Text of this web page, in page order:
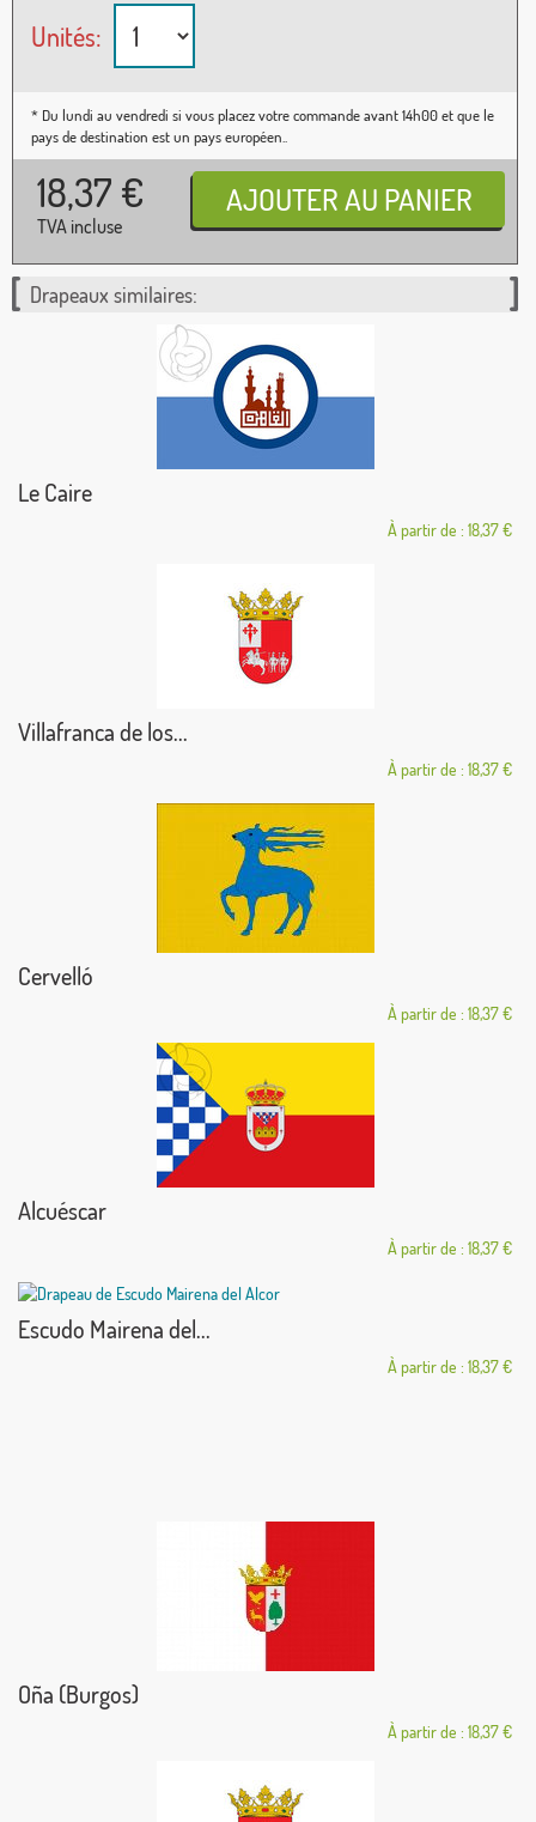
Unités:
* Du lundi au vendredi si vous placez votre commande avant 14h00 et que le
pays de destination est un pays européen..
18,37 €
TVA incluse
Drapeaux similaires:
Le Caire
À partir de : 18,37 €
Villafranca de los...
À partir de : 18,37 €
Cervelló
À partir de : 18,37 €
Alcuéscar
À partir de : 18,37 €
Escudo Mairena del...
À partir de : 18,37 €
Oña (Burgos)
À partir de : 18,37 €